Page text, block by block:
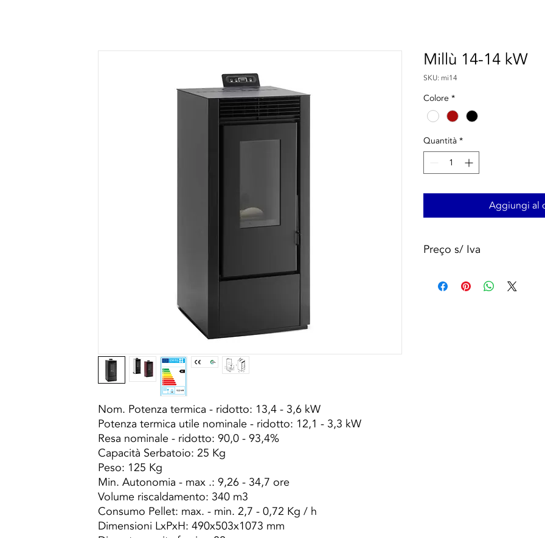
Nom. Potenza termica - ridotto: 13,4 - 3,6 kW
Potenza termica utile nominale - ridotto: 12,1 - 3,3 kW
Resa nominale - ridotto: 90,0 - 93,4%
Capacità Serbatoio: 25 Kg
Peso: 125 Kg
Min. Autonomia - max .: 9,26 - 34,7 ore
Volume riscaldamento: 340 m3
Consumo Pellet: max. - min. 2,7 - 0,72 Kg / h
Dimensioni LxPxH: 490x503x1073 mm
Millù 14-14 kW
SKU: mi14
Colore *
Quantità *
Aggiungi al
Preço s/ Iva